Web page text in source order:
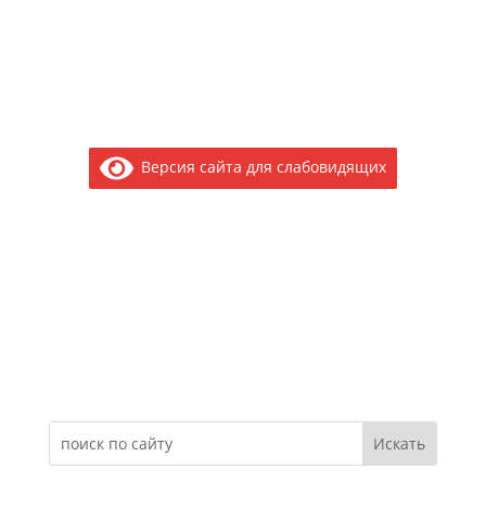
Версия сайта для слабовидящих